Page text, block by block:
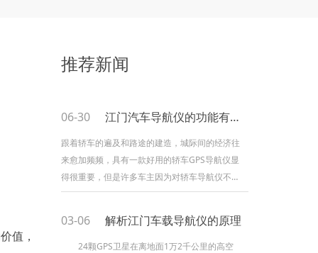
值，
推荐新闻
06-30 江门汽车导航仪的功能有哪些
跟着轿车的遍及和路途的建造，城际间的经济往
来愈加频频，具有一款好用的轿车GPS导航仪显
得很重要，但是许多车主因为对轿车导航仪不行
了解，有些车主会问轿车导航仪怎样用？轿车导
航仪有哪些常用功用，以及车载导航仪该怎样运
用。1.地图查询功用可以在操作终端上查找
03-06 解析江门车载导航仪的原理
24颗GPS卫星在离地面1万2千公里的高空